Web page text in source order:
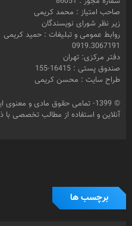
صاحب امتیاز : محمد کریمی
زیر نظر شورای نویسندگان
روابط عمومی و تبلیغات : حمید کریمی
0919.3067191
دفتر مرکزی: تهران
صندوق پستی : 16415-155
طراح سایت : محسن کریمی
© 1399- تمامی حقوق مادی و
آنلاین و استفاده از مطالب تخصصی با
برچسب ها